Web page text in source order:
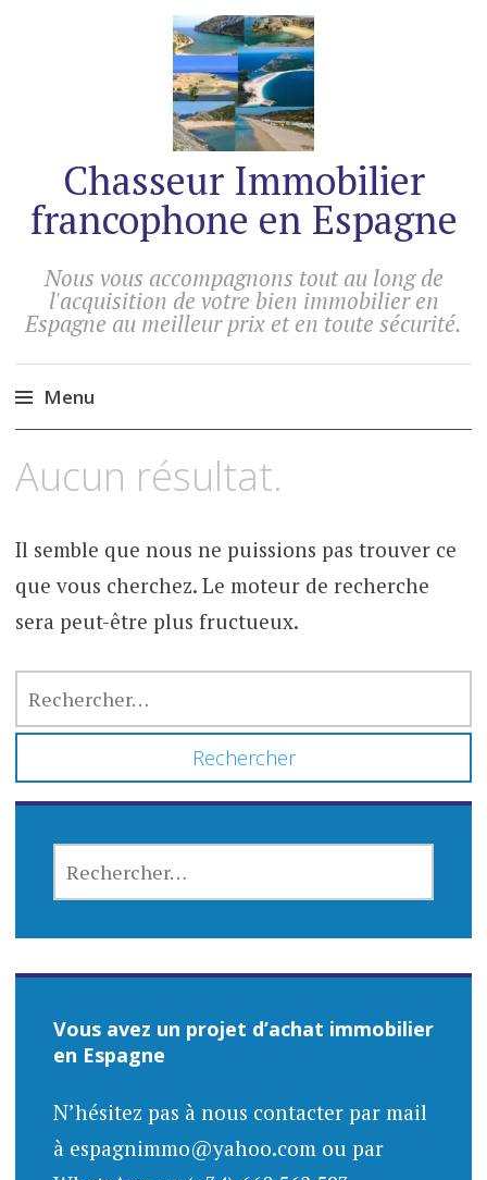
Chasseur Immobilier
francophone en Espagne
Nous vous accompagnons tout au long de
l'acquisition de votre bien immobilier en
Espagne au meilleur prix et en toute sécurité.
Menu
au
Aucun résultat.
Il semble que nous ne puissions pas trouver ce
que vous cherchez. Le moteur de recherche
sera peut-être plus fructueux.
Vous avez un projet d’achat immobilier
en Espagne
N’hésitez pas à nous contacter par mail
à espagnimmo@yahoo.com ou par